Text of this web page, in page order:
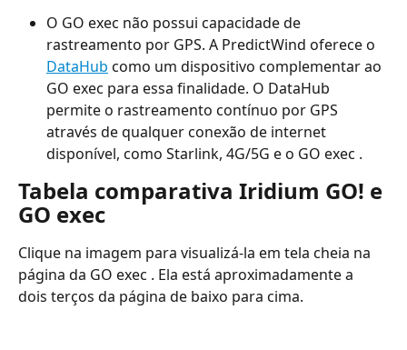
O GO exec não possui capacidade de
rastreamento por GPS. A PredictWind oferece o
DataHub como um dispositivo complementar ao
GO exec para essa finalidade. O DataHub
permite o rastreamento contínuo por GPS
através de qualquer conexão de internet
disponível, como Starlink, 4G/5G e o GO exec .
Tabela comparativa Iridium GO! e
GO exec
Clique na imagem para visualizá-la em tela cheia na
página da GO exec . Ela está aproximadamente a
dois terços da página de baixo para cima.